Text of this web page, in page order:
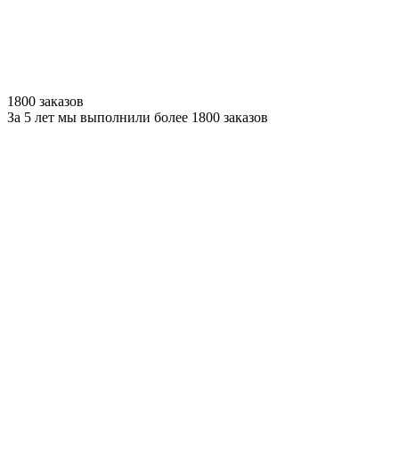
1800 заказов
За 5 лет мы выполнили более 1800 заказов